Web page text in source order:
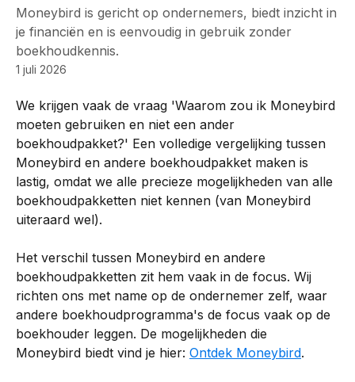
Moneybird is gericht op ondernemers, biedt inzicht in
je financiën en is eenvoudig in gebruik zonder
boekhoudkennis.
1 juli 2026
We krijgen vaak de vraag 'Waarom zou ik Moneybird
moeten gebruiken en niet een ander
boekhoudpakket?' Een volledige vergelijking tussen
Moneybird en andere boekhoudpakket maken is
lastig, omdat we alle precieze mogelijkheden van alle
boekhoudpakketten niet kennen (van Moneybird
uiteraard wel).
Het verschil tussen Moneybird en andere
boekhoudpakketten zit hem vaak in de focus. Wij
richten ons met name op de ondernemer zelf, waar
andere boekhoudprogramma's de focus vaak op de
boekhouder leggen. De mogelijkheden die
Moneybird biedt vind je hier: Ontdek Moneybird.